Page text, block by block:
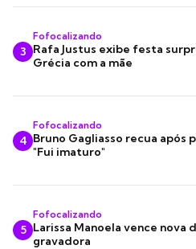
3
Fofocalizando
Rafa Justus exibe festa
Grécia com a mãe
4
Fofocalizando
Bruno Gagliasso recua
"Fui imaturo"
5
Fofocalizando
Larissa Manoela vence nova
gravadora